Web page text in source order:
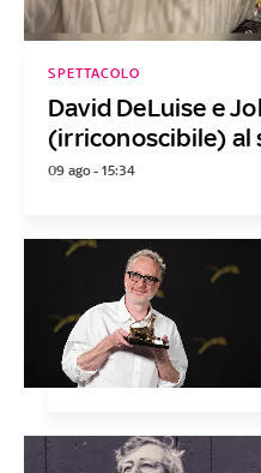
David DeLuise e
(irriconoscibile) al
SPETTACOLO
09 ago - 15:34